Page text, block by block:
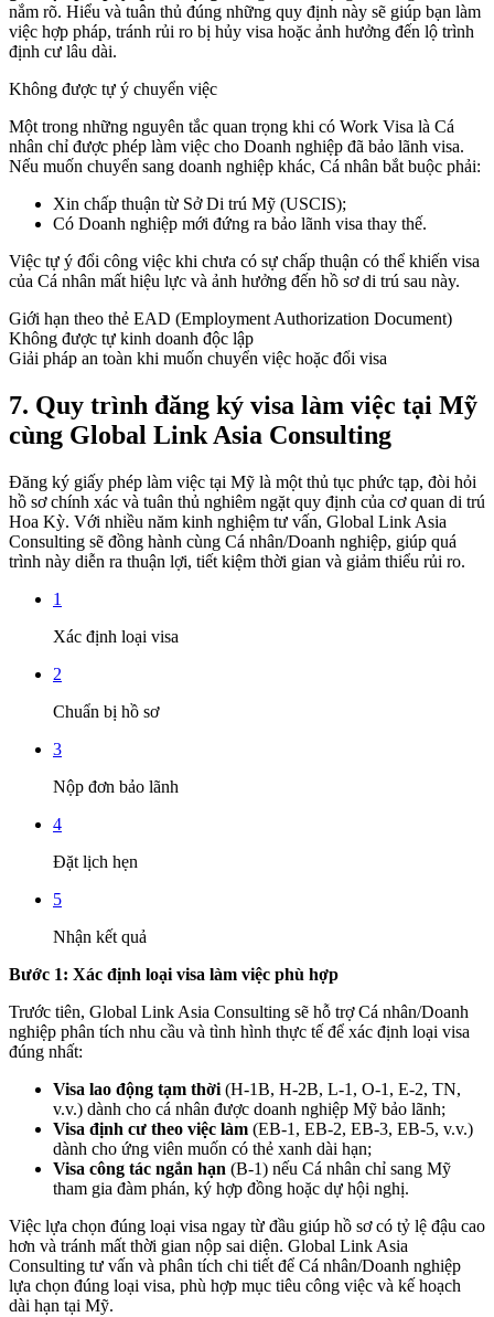
nắm rõ. Hiểu và tuân thủ đúng những quy định này sẽ giúp bạn làm
việc hợp pháp, tránh rủi ro bị hủy visa hoặc ảnh hưởng đến lộ trình
định cư lâu dài.
Không được tự ý chuyển việc
Một trong những nguyên tắc quan trọng khi có Work Visa là Cá
nhân chỉ được phép làm việc cho Doanh nghiệp đã bảo lãnh visa.
Nếu muốn chuyển sang doanh nghiệp khác, Cá nhân bắt buộc phải:
Xin chấp thuận từ Sở Di trú Mỹ (USCIS);
Có Doanh nghiệp mới đứng ra bảo lãnh visa thay thế.
Việc tự ý đổi công việc khi chưa có sự chấp thuận có thể khiến visa
của Cá nhân mất hiệu lực và ảnh hưởng đến hồ sơ di trú sau này.
Giới hạn theo thẻ EAD (Employment Authorization Document)
Không được tự kinh doanh độc lập
Giải pháp an toàn khi muốn chuyển việc hoặc đổi visa
7. Quy trình đăng ký visa làm việc tại Mỹ
cùng Global Link Asia Consulting
Đăng ký giấy phép làm việc tại Mỹ là một thủ tục phức tạp, đòi hỏi
hồ sơ chính xác và tuân thủ nghiêm ngặt quy định của cơ quan di trú
Hoa Kỳ. Với nhiều năm kinh nghiệm tư vấn, Global Link Asia
Consulting sẽ đồng hành cùng Cá nhân/Doanh nghiệp, giúp quá
trình này diễn ra thuận lợi, tiết kiệm thời gian và giảm thiểu rủi ro.
1
Xác định loại visa
2
Chuẩn bị hồ sơ
3
Nộp đơn bảo lãnh
4
Đặt lịch hẹn
5
Nhận kết quả
Bước 1: Xác định loại visa làm việc phù hợp
Trước tiên, Global Link Asia Consulting sẽ hỗ trợ Cá nhân/Doanh
nghiệp phân tích nhu cầu và tình hình thực tế để xác định loại visa
đúng nhất:
Visa lao động tạm thời (H-1B, H-2B, L-1, O-1, E-2, TN,
v.v.) dành cho cá nhân được doanh nghiệp Mỹ bảo lãnh;
Visa định cư theo việc làm (EB-1, EB-2, EB-3, EB-5, v.v.)
dành cho ứng viên muốn có thẻ xanh dài hạn;
Visa công tác ngắn hạn (B-1) nếu Cá nhân chỉ sang Mỹ
tham gia đàm phán, ký hợp đồng hoặc dự hội nghị.
Việc lựa chọn đúng loại visa ngay từ đầu giúp hồ sơ có tỷ lệ đậu cao
hơn và tránh mất thời gian nộp sai diện. Global Link Asia
Consulting tư vấn và phân tích chi tiết để Cá nhân/Doanh nghiệp
lựa chọn đúng loại visa, phù hợp mục tiêu công việc và kế hoạch
dài hạn tại Mỹ.